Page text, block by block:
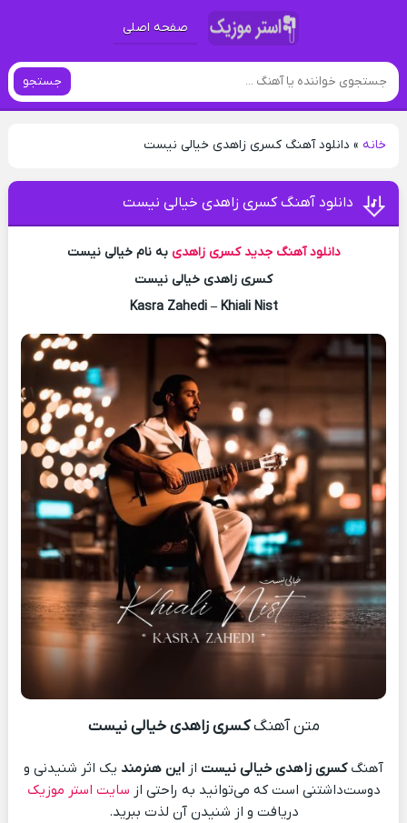
صفحه اصلی
جستجو
خانه» دانلود آهنگ کسری زاهدی خیالی نیست
دانلود آهنگ کسری زاهدی خیالی نیست
دانلود آهنگ جدید کسری زاهدی به نام خیالی نیست
کسری زاهدی خیالی نیست
Kasra Zahedi – Khiali Nist
متن آهنگکسری زاهدی خیالی نیست
آهنگکسری زاهدی خیالی نیست از این هنرمند یک اثر شنیدنی و
دوست‌داشتنی است که می‌توانید به راحتی از سایت استر موزیک
دریافت و از شنیدن آن لذت ببرید.